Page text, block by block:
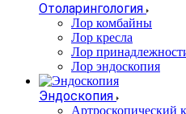
Отоларингология
Лор комбайны
Лор кресла
Лор
Лор эндоскопия
Эндоскопия
Артроскопический